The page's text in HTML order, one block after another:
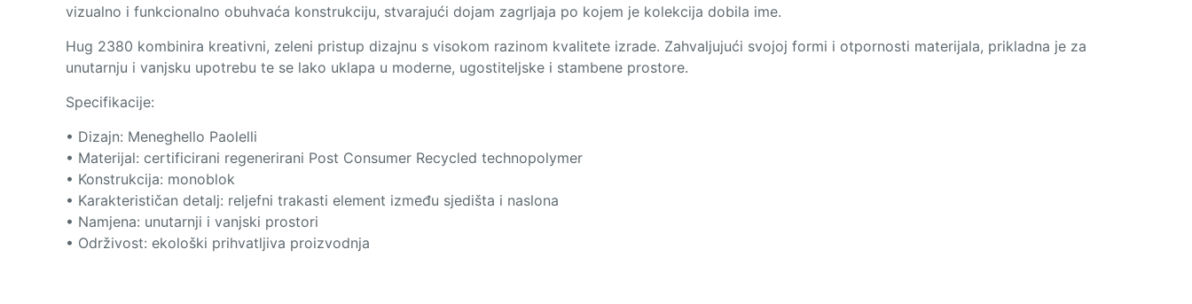
vizualno i funkcionalno obuhvaća konstrukciju, stvarajući dojam zagrljaja po kojem je kolekcija dobila ime.
Hug 2380 kombinira kreativni, zeleni pristup dizajnu s visokom razinom kvalitete izrade. Zahvaljujući svojoj formi i otpornosti materijala, prikladna je za
unutarnju i vanjsku upotrebu te se lako uklapa u moderne, ugostiteljske i stambene prostore.
Specifikacije:
• Dizajn: Meneghello Paolelli
• Materijal: certificirani regenerirani Post Consumer Recycled technopolymer
• Konstrukcija: monoblok
• Karakterističan detalj: reljefni trakasti element između sjedišta i naslona
• Namjena: unutarnji i vanjski prostori
• Održivost: ekološki prihvatljiva proizvodnja